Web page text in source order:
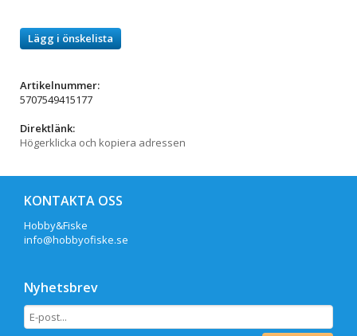
Lägg i önskelista
Artikelnummer:
5707549415177
Direktlänk:
Högerklicka och kopiera adressen
KONTAKTA OSS
Hobby&Fiske
info@hobbyofiske.se
Nyhetsbrev